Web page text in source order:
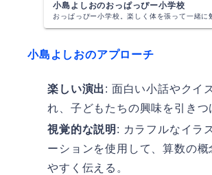
小島よしおのおっぱっぴー小学校
おっぱっぴー小学校。楽しく体を張って一緒に
小島よしおのアプローチ
楽しい演出: 面白い小話やクイ
れ、子どもたちの興味を引きつ
視覚的な説明 : カラフルなイラ
ーションを使用して、算数の概
やすく伝える。